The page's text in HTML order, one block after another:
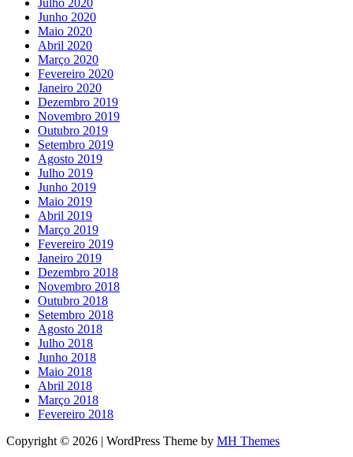
Julho 2020
Junho 2020
Maio 2020
Abril 2020
Março 2020
Fevereiro 2020
Janeiro 2020
Dezembro 2019
Novembro 2019
Outubro 2019
Setembro 2019
Agosto 2019
Julho 2019
Junho 2019
Maio 2019
Abril 2019
Março 2019
Fevereiro 2019
Janeiro 2019
Dezembro 2018
Novembro 2018
Outubro 2018
Setembro 2018
Agosto 2018
Julho 2018
Junho 2018
Maio 2018
Abril 2018
Março 2018
Fevereiro 2018
Copyright © 2026 | WordPress Theme by MH Themes